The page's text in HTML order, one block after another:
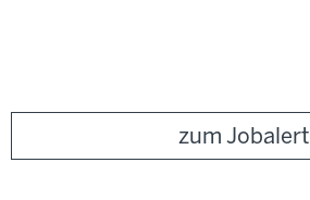
zum Jobalert